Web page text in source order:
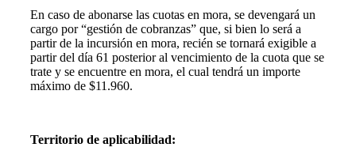
En caso de abonarse las cuotas en mora, se devengará un
cargo por “gestión de cobranzas” que, si bien lo será a
partir de la incursión en mora, recién se tornará exigible a
partir del día 61 posterior al vencimiento de la cuota que se
trate y se encuentre en mora, el cual tendrá un importe
máximo de $11.960.
Territorio de aplicabilidad: